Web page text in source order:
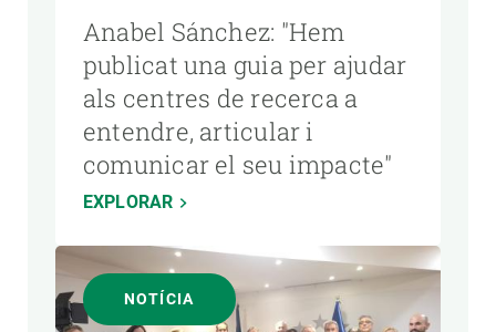
Anabel Sánchez: "Hem
publicat una guia per ajudar
als centres de recerca a
entendre, articular i
comunicar el seu impacte"
EXPLORAR
NOTÍCIA